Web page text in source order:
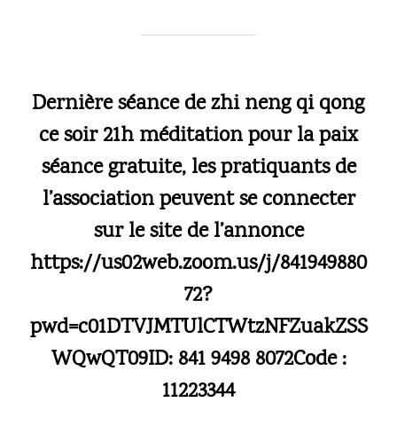
Dernière séance de zhi neng qi qong
ce soir 21h méditation pour la paix
séance gratuite, les pratiquants de
l’association peuvent se connecter
sur le site de l’annonce
https://us02web.zoom.us/j/841949880
72?
pwd=c01DTVJMTUlCTWtzNFZuakZSS
WQwQT09ID: 841 9498 8072Code :
11223344